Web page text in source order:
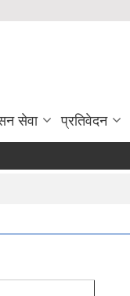
सेवा प्रतिवेदन